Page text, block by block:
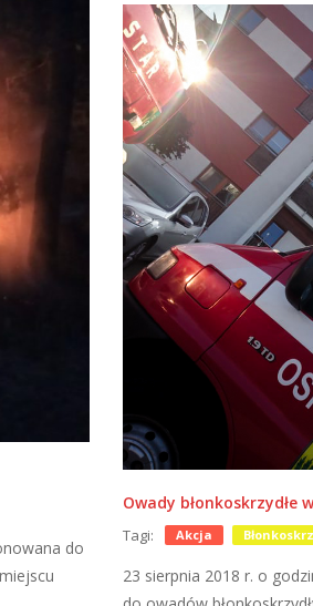
do
Owady błonkoskrzydłe
Tagi: Akcja
23 sierpnia 2018 r. o